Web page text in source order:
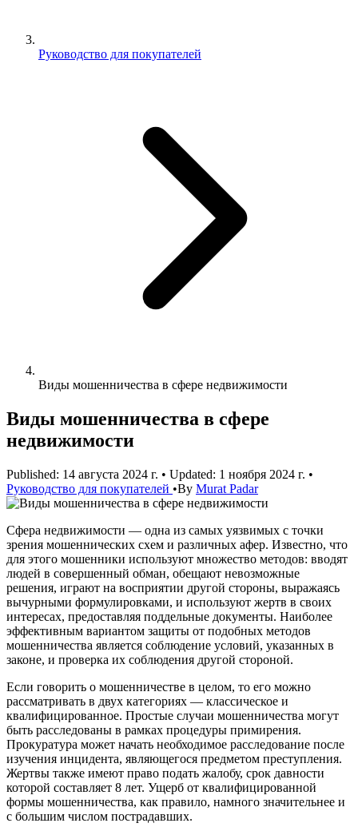
Руководство для покупателей
Виды мошенничества в сфере недвижимости
Виды мошенничества в сфере
недвижимости
Published: 14 августа 2024 г. • Updated: 1 ноября 2024 г. •
Руководство для покупателей •By Murat Padar
Сфера недвижимости — одна из самых уязвимых с точки
зрения мошеннических схем и различных афер. Известно, что
для этого мошенники используют множество методов: вводят
людей в совершенный обман, обещают невозможные
решения, играют на восприятии другой стороны, выражаясь
вычурными формулировками, и используют жертв в своих
интересах, предоставляя поддельные документы. Наиболее
эффективным вариантом защиты от подобных методов
мошенничества является соблюдение условий, указанных в
законе, и проверка их соблюдения другой стороной.
Если говорить о мошенничестве в целом, то его можно
рассматривать в двух категориях — классическое и
квалифицированное. Простые случаи мошенничества могут
быть расследованы в рамках процедуры примирения.
Прокуратура может начать необходимое расследование после
изучения инцидента, являющегося предметом преступления.
Жертвы также имеют право подать жалобу, срок давности
которой составляет 8 лет. Ущерб от квалифицированной
формы мошенничества, как правило, намного значительнее и
с большим числом пострадавших.